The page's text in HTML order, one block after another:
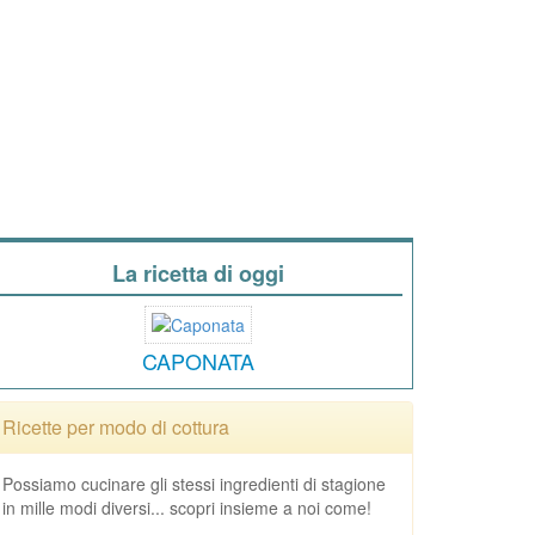
La ricetta di oggi
CAPONATA
Ricette per modo di cottura
Possiamo cucinare gli stessi ingredienti di stagione
in mille modi diversi... scopri insieme a noi come!